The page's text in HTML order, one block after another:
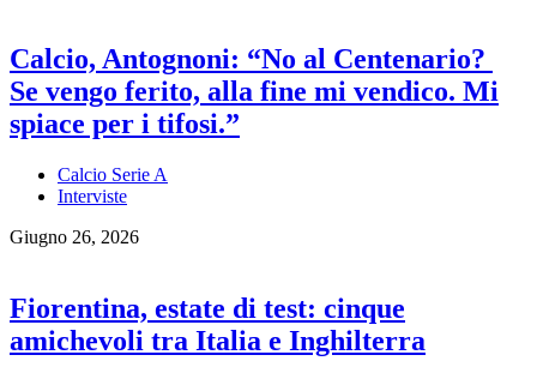
Calcio, Antognoni: “No al Centenario?
Se vengo ferito, alla fine mi vendico. Mi
spiace per i tifosi.”
Calcio Serie A
Interviste
Giugno 26, 2026
Fiorentina, estate di test: cinque
amichevoli tra Italia e Inghilterra